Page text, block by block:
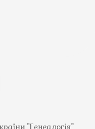
"Генеалогія"